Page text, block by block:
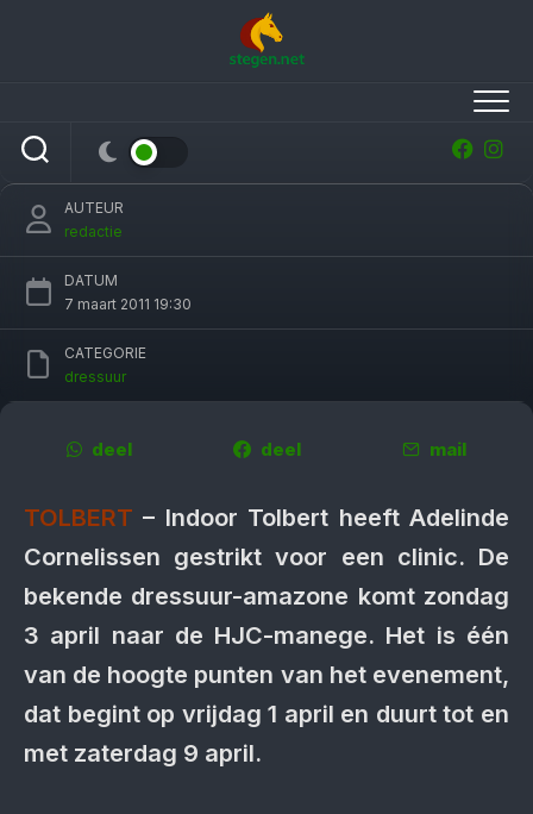
Adelinde Cornelissen geeft clinic op Indoor
Tolbert
AUTEUR
redactie
DATUM
7 maart 2011 19:30
CATEGORIE
dressuur
deel deel mail
TOLBERT – Indoor Tolbert heeft Adelinde
Cornelissen gestrikt voor een clinic. De
bekende dressuur-amazone komt zondag
3 april naar de HJC-manege. Het is één
van de hoogte punten van het evenement,
dat begint op vrijdag 1 april en duurt tot en
met zaterdag 9 april.